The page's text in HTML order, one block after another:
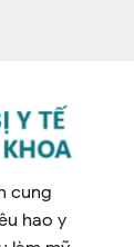
cung
hao y